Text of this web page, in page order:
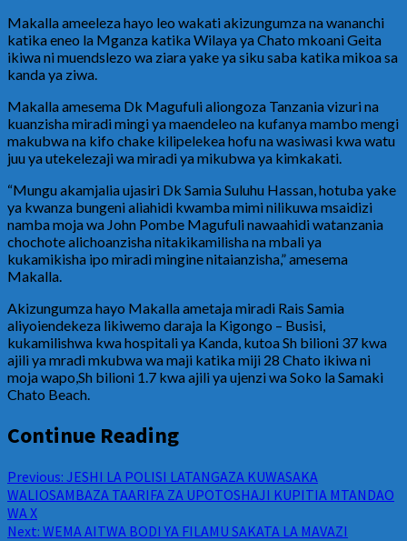
Makalla ameeleza hayo leo wakati akizungumza na wananchi
katika eneo la Mganza katika Wilaya ya Chato mkoani Geita
ikiwa ni muendslezo wa ziara yake ya siku saba katika mikoa sa
kanda ya ziwa.
Makalla amesema Dk Magufuli aliongoza Tanzania vizuri na
kuanzisha miradi mingi ya maendeleo na kufanya mambo mengi
makubwa na kifo chake kilipelekea hofu na wasiwasi kwa watu
juu ya utekelezaji wa miradi ya mikubwa ya kimkakati.
“Mungu akamjalia ujasiri Dk Samia Suluhu Hassan, hotuba yake
ya kwanza bungeni aliahidi kwamba mimi nilikuwa msaidizi
namba moja wa John Pombe Magufuli nawaahidi watanzania
chochote alichoanzisha nitakikamilisha na mbali ya
kukamikisha ipo miradi mingine nitaianzisha,” amesema
Makalla.
Akizungumza hayo Makalla ametaja miradi Rais Samia
aliyoiendekeza likiwemo daraja la Kigongo – Busisi,
kukamilishwa kwa hospitali ya Kanda, kutoa Sh bilioni 37 kwa
ajili ya mradi mkubwa wa maji katika miji 28 Chato ikiwa ni
moja wapo,Sh bilioni 1.7 kwa ajili ya ujenzi wa Soko la Samaki
Chato Beach.
Continue Reading
Previous: JESHI LA POLISI LATANGAZA KUWASAKA
WALIOSAMBAZA TAARIFA ZA UPOTOSHAJI KUPITIA MTANDAO
WA X
Next: WEMA AITWA BODI YA FILAMU SAKATA LA MAVAZI